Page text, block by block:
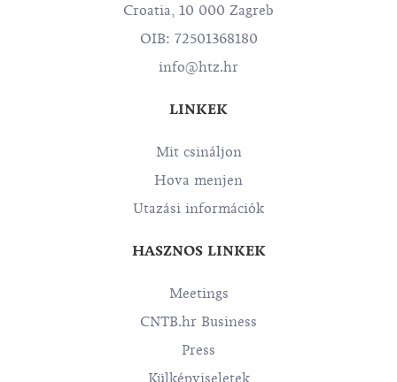
Croatia, 10 000 Zagreb
OIB: 72501368180
info@htz.hr
LINKEK
Mit csináljon
Hova menjen
Utazási információk
HASZNOS LINKEK
Meetings
CNTB.hr Business
Press